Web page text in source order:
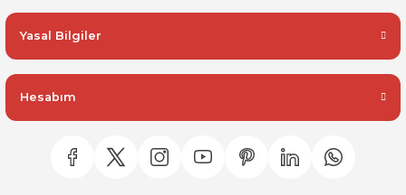
Yasal Bilgiler
Hesabım